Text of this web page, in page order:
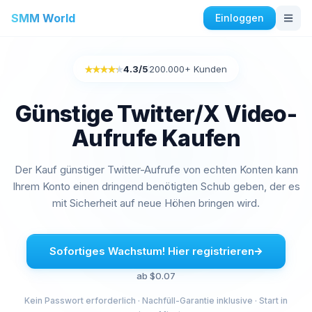
SMM World Einloggen
Instagram Auto Likes kaufen
Instagram-Follower kaufen
Instagram Likes kaufen
Instagram-Aufrufe kaufen
Instagram Live-Aufrufe kaufen
Facebook Dienstleistungen
Facebook-Kommentare kaufen
Rated 4.3 out of 5
4.3/5200.000+ Kunden
Günstige Twitter/X Video-
Aufrufe Kaufen
Der Kauf günstiger Twitter-Aufrufe von echten Konten kann
Ihrem Konto einen dringend benötigten Schub geben, der es
mit Sicherheit auf neue Höhen bringen wird.
Sofortiges Wachstum! Hier registrieren
ab $0.07
Kein Passwort erforderlich · Nachfüll-Garantie inklusive · Start in